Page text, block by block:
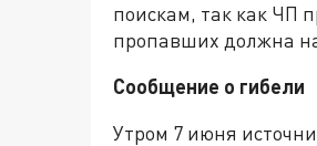
поискам, так как ЧП
пропавших должна
Сообщение о гибели
Утром 7 июня